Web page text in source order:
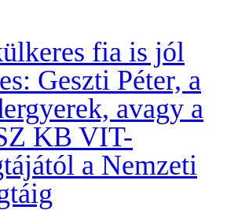
fia is jól
Geszti Péter, a
avagy a
KB VIT-
a Nemzeti